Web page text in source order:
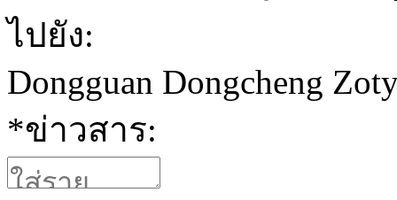
ไปยัง:
Dongguan Dongcheng
*ข่าวสาร: